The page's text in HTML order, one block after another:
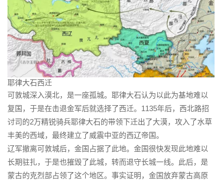
耶律大石西迁
可敦城深入漠北，是一座孤城。耶律大石认为以此为基地难以
复国，于是在击退金军后就选择了西迁。1135年后，西北路招
讨司的2万精锐骑兵耶律大石的带领下迁出了大漠，攻入了水草
丰美的西域，最终建立了威震中亚的西辽帝国。
辽军撤离可敦城后，金国占据了此地。金国很快发现此地难以
长期驻扎，于是也摧毁了此城，转而退守长城一线。此后，是
蒙古的克烈部占领了这个地区。事实证明，金国放弃蒙古高原